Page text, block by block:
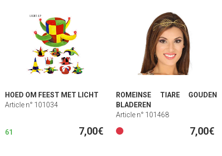
HOED OM FEEST MET LICHT
Article n° 101034
61 7,00€
ROMEINSE TIARE GOUDEN
BLADEREN
Article n° 101468
7,00€